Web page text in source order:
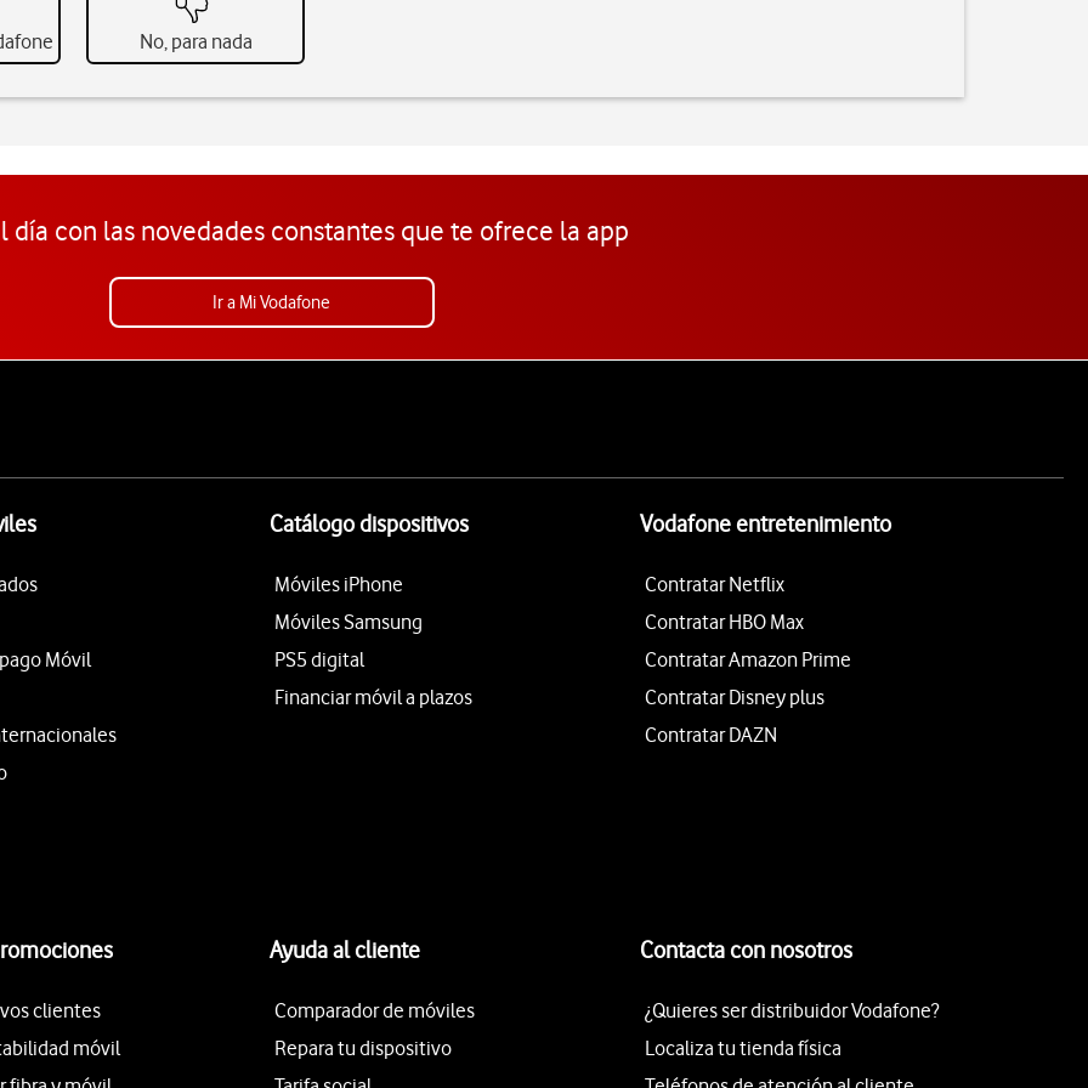
No, para nada
día con las novedades constantes que te ofrece la app
Ir a Mi Vodafone
Móvil
Catálogo dispositivos
Móviles iPhone
Móviles Samsung
PS5 digital
Financiar móvil a plazos
Vodafone entretenimiento
Contratar Netflix
Contratar HBO Max
Contratar Amazon Prime
Contratar Disney plus
Contratar DAZN
clientes
móvil
Ayuda al cliente
Comparador de móviles
Repara tu dispositivo
Contacta con nosotros
¿Quieres ser distribuidor Vodafone?
Localiza tu tienda física